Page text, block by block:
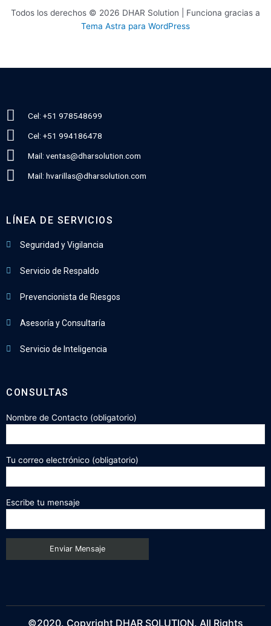
Todos los derechos © 2026 DHAR Solution | Funciona gracias a
Tema Astra para WordPress
Cel: +51 978548699
Cel: +51 994186478
Mail: ventas@dharsolution.com
Mail: hvarillas@dharsolution.com
LÍNEA DE SERVICIOS
Seguridad y Vigilancia
Servicio de Respaldo
Prevencionista de Riesgos
Asesoría y Consultaría
Servicio de Inteligencia
CONSULTAS
Nombre de Contacto (obligatorio)
Tu correo electrónico (obligatorio)
Escribe tu mensaje
©2020. Copyright DHAR SOLUTION. All Rights